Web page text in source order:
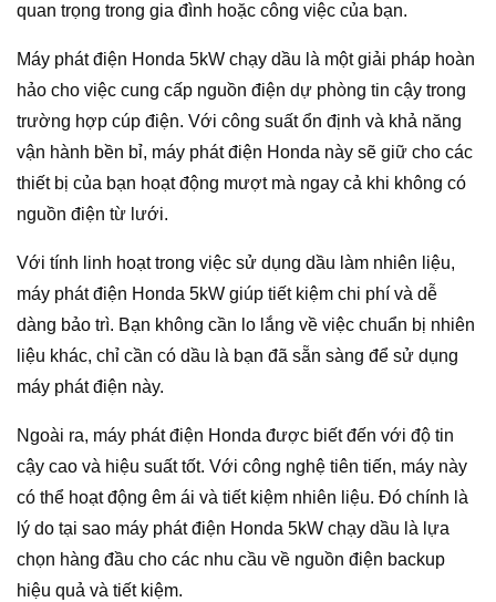
quan trọng trong gia đình hoặc công việc của bạn.
Máy phát điện Honda 5kW chạy dầu là một giải pháp hoàn
hảo cho việc cung cấp nguồn điện dự phòng tin cậy trong
trường hợp cúp điện. Với công suất ổn định và khả năng
vận hành bền bỉ, máy phát điện Honda này sẽ giữ cho các
thiết bị của bạn hoạt động mượt mà ngay cả khi không có
nguồn điện từ lưới.
Với tính linh hoạt trong việc sử dụng dầu làm nhiên liệu,
máy phát điện Honda 5kW giúp tiết kiệm chi phí và dễ
dàng bảo trì. Bạn không cần lo lắng về việc chuẩn bị nhiên
liệu khác, chỉ cần có dầu là bạn đã sẵn sàng để sử dụng
máy phát điện này.
Ngoài ra, máy phát điện Honda được biết đến với độ tin
cậy cao và hiệu suất tốt. Với công nghệ tiên tiến, máy này
có thể hoạt động êm ái và tiết kiệm nhiên liệu. Đó chính là
lý do tại sao máy phát điện Honda 5kW chạy dầu là lựa
chọn hàng đầu cho các nhu cầu về nguồn điện backup
hiệu quả và tiết kiệm.